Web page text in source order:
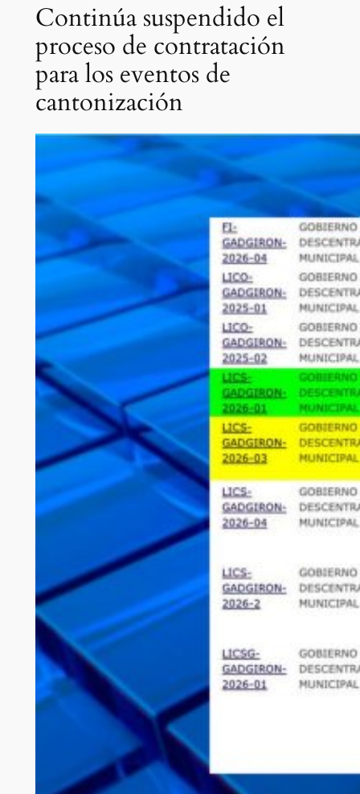
Continúa suspendido el
proceso de contratación
para los eventos de
cantonización